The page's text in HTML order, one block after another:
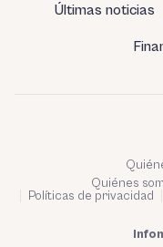
Últimas noticias
Quiénes
Políticas de privacidad